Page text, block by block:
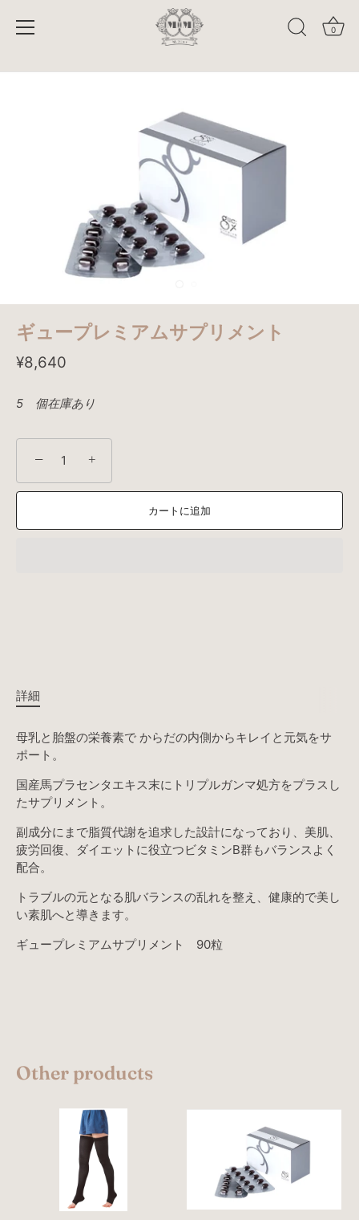
0
ギュープレミアムサプリメント
¥8,640
5 個在庫あり
− +
カートに追加
詳細
母乳と胎盤の栄養素で からだの内側からキレイと元気をサ
ポート。
国産馬プラセンタエキス末にトリプルガンマ処方をプラスし
たサプリメント。
副成分にまで脂質代謝を追求した設計になっており、美肌、
疲労回復、ダイエットに役立つビタミンB群もバランスよく
配合。
トラブルの元となる肌バランスの乱れを整え、健康的で美し
い素肌へと導きます。
ギュープレミアムサプリメント 90粒
Other products